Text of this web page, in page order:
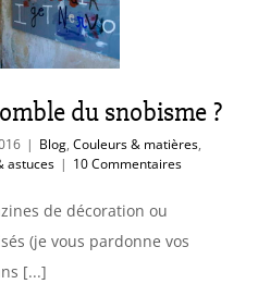
du snobisme ?
| Blog, Couleurs & matières,
astuces | 10 Commentaires
de décoration ou
(je vous pardonne vos
[...]